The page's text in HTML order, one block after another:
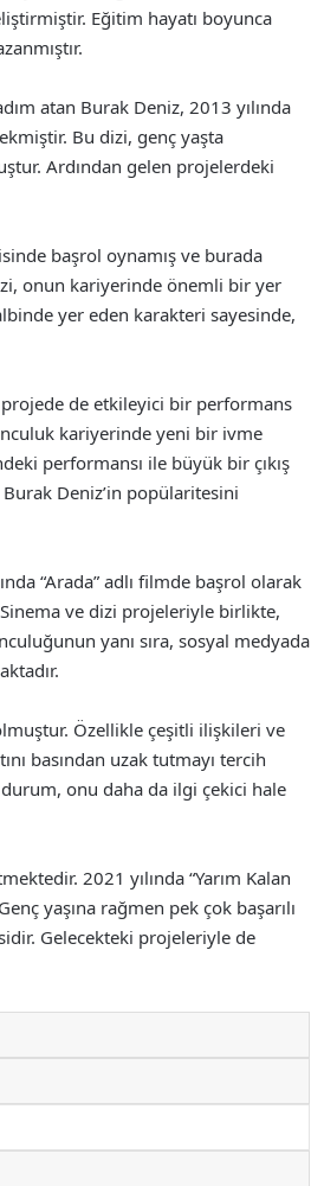
Eğitim hayatı boyunca
atan Burak Deniz, 2013 yılında
Bu dizi, genç yaşta
Ardından gelen projelerdeki
başrol oynamış ve burada
onun kariyerinde önemli bir yer
yer eden karakteri sayesinde,
projede de etkileyici bir performans
kariyerinde yeni bir ivme
performansı ile büyük bir çıkış
Deniz’in popülaritesini
“Arada” adlı filmde başrol olarak
ve dizi projeleriyle birlikte,
yanı sıra, sosyal medyada
Özellikle çeşitli ilişkileri ve
basından uzak tutmayı tercih
onu daha da ilgi çekici hale
2021 yılında “Yarım Kalan
yaşına rağmen pek çok başarılı
Gelecekteki projeleriyle de